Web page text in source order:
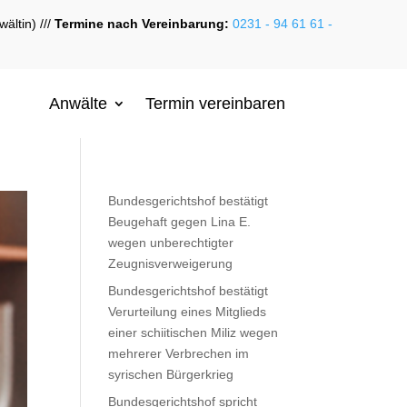
/// Termine nach Vereinbarung: 0231 - 94 61 61 -
Anwälte Termin vereinbaren
Bundesgerichtshof bestätigt
Beugehaft gegen Lina E.
wegen unberechtigter
Zeugnisverweigerung
Bundesgerichtshof bestätigt
Verurteilung eines Mitglieds
einer schiitischen Miliz wegen
mehrerer Verbrechen im
syrischen Bürgerkrieg
Bundesgerichtshof spricht